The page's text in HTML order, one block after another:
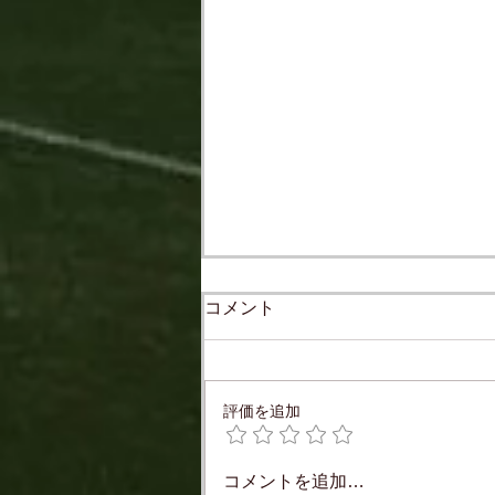
活動実績：未経験者からアナ
コメント
評価を追加
コメントを追加…